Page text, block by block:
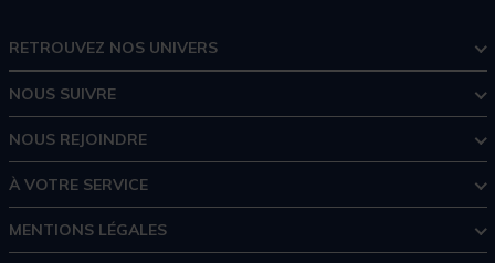
RETROUVEZ NOS UNIVERS
NOUS SUIVRE
NOUS REJOINDRE
À VOTRE SERVICE
MENTIONS LÉGALES